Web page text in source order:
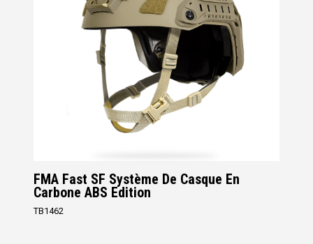
FMA Fast SF Système De Casque En
Carbone ABS Edition
TB1462